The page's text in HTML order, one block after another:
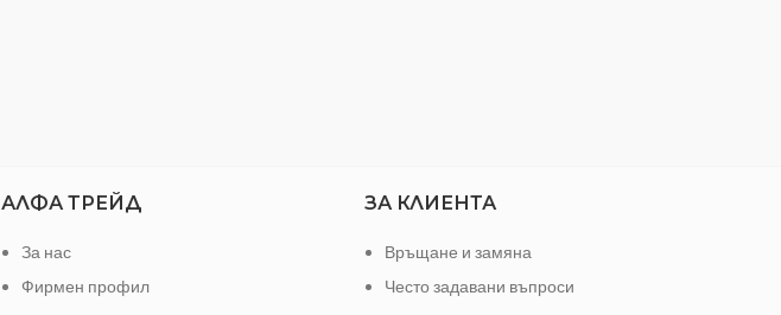
АЛФА ТРЕЙД
За нас
Фирмен профил
ЗА КЛИЕНТА
Връщане и замяна
Често задавани въпроси